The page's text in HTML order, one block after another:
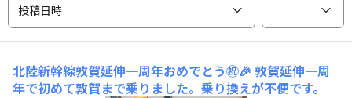
投稿日時
北陸新幹線敦賀延伸一周年おめでとう㊗️🎉 敦賀延伸一周
年で初めて敦賀まで乗りました。乗り換えが不便です。